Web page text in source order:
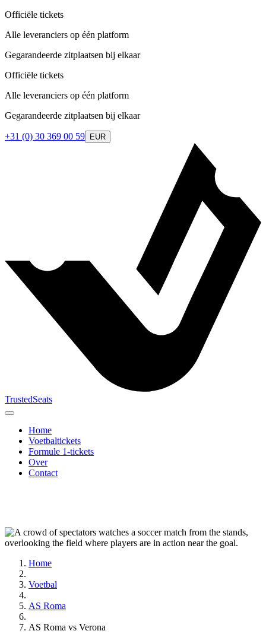
Officiële tickets
Alle leveranciers op één platform
Gegarandeerde zitplaatsen bij elkaar
Officiële tickets
Alle leveranciers op één platform
Gegarandeerde zitplaatsen bij elkaar
+31 (0) 30 369 00 59 EUR
TrustedSeats
Home
Voetbaltickets
Formule 1-tickets
Over
Contact
Home
Voetbal
AS Roma
AS Roma vs Verona